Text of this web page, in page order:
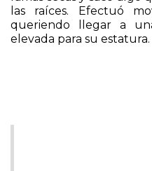
años. Ella se detuvo
ramas secas y sacó
las raíces. Efectuó
queriendo llegar a